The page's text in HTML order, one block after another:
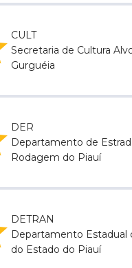
CULT
Secretaria de Cultura
Gurguéia
DER
Departamento de
Rodagem do Piauí
DETRAN
Departamento Estadual
do Estado do Piauí